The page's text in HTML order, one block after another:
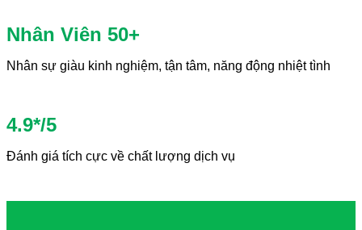
Nhân Viên 50+
Nhân sự giàu kinh nghiệm, tận tâm, năng động nhiệt tình
4.9*/5
Đánh giá tích cực về chất lượng dịch vụ